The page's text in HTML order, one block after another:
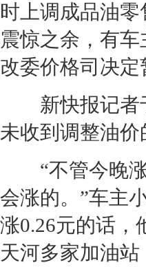
时上调成品油
震惊之余，有
改委价格司决
新快报记者于
未收到调整油价
“不管今晚涨
会涨的。”车主
涨0.26元的话，
天河多家加油